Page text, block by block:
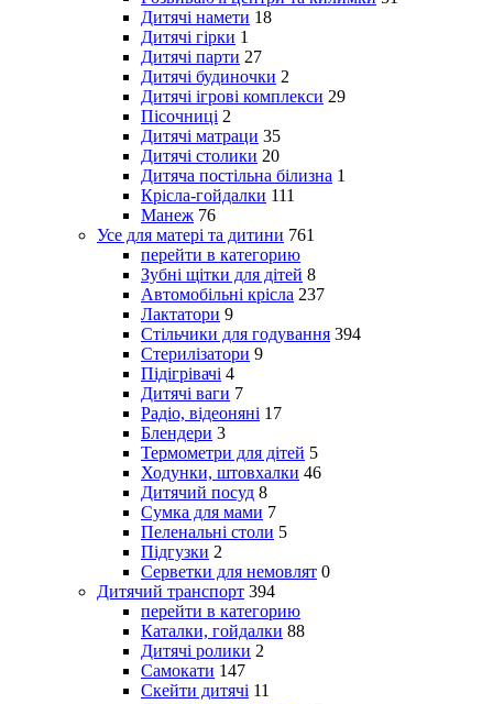
Дитячі намети 18
Дитячі гірки 1
Дитячі парти 27
Дитячі будиночки 2
Дитячі ігрові комплекси 29
Пісочниці 2
Дитячі матраци 35
Дитячі столики 20
Дитяча постільна білизна 1
Крісла-гойдалки 111
Манеж 76
Усе для матері та дитини 761
перейти в категорию
Зубні щітки для дітей 8
Автомобільні крісла 237
Лактатори 9
Стільчики для годування 394
Стерилізатори 9
Підігрівачі 4
Дитячі ваги 7
Радіо, відеоняні 17
Блендери 3
Термометри для дітей 5
Ходунки, штовхалки 46
Дитячий посуд 8
Сумка для мами 7
Пеленальні столи 5
Підгузки 2
Серветки для немовлят 0
Дитячий транспорт 394
перейти в категорию
Каталки, гойдалки 88
Дитячі ролики 2
Самокати 147
Скейти дитячі 11